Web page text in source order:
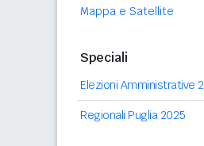
Mappa e Satellite
Speciali
Elezioni Amministrative
Regionali Puglia 2025